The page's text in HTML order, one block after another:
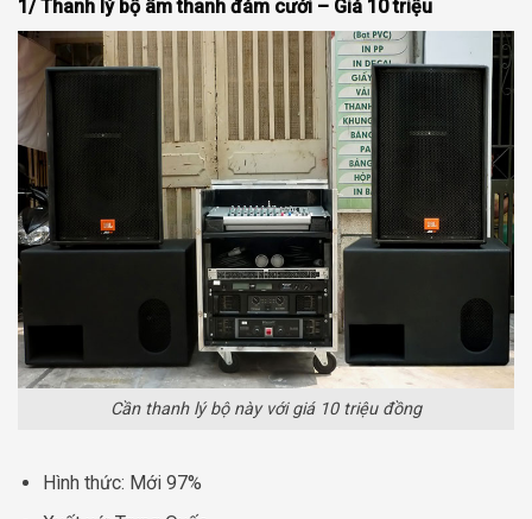
1/ Thanh lý bộ âm thanh đám cưới – Giá 10 triệu
Cần thanh lý bộ này với giá 10 triệu đồng
Hình thức: Mới 97%